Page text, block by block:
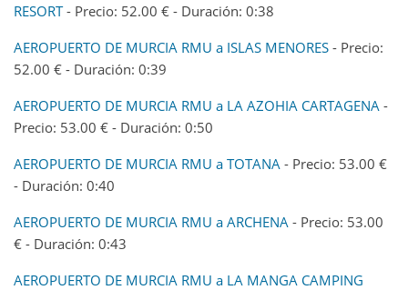
RESORT- Precio: 52.00 € - Duración: 0:38
AEROPUERTO DE MURCIA RMU a ISLAS MENORES - Precio:
52.00 € - Duración: 0:39
AEROPUERTO DE MURCIA RMU a LA AZOHIA CARTAGENA -
Precio: 53.00 € - Duración: 0:50
AEROPUERTO DE MURCIA RMU a TOTANA - Precio: 53.00 €
- Duración: 0:40
AEROPUERTO DE MURCIA RMU a ARCHENA - Precio: 53.00
€ - Duración: 0:43
AEROPUERTO DE MURCIA RMU a LA MANGA CAMPING